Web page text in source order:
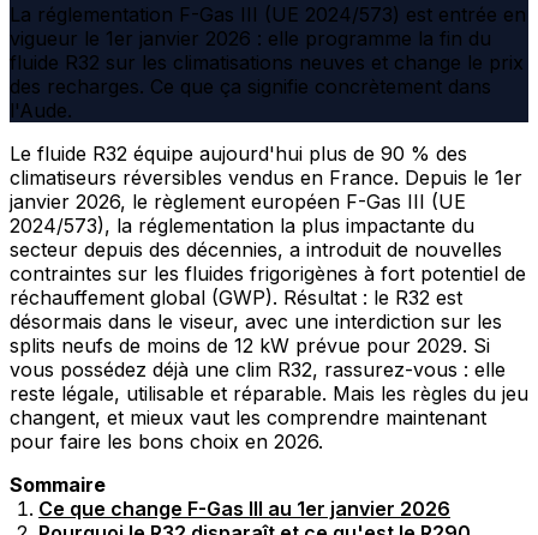
La réglementation F-Gas III (UE 2024/573) est entrée en
vigueur le 1er janvier 2026 : elle programme la fin du
fluide R32 sur les climatisations neuves et change le prix
des recharges. Ce que ça signifie concrètement dans
l'Aude.
Le fluide R32 équipe aujourd'hui plus de 90 % des
climatiseurs réversibles vendus en France. Depuis le 1er
janvier 2026, le règlement européen F-Gas III (UE
2024/573), la réglementation la plus impactante du
secteur depuis des décennies, a introduit de nouvelles
contraintes sur les fluides frigorigènes à fort potentiel de
réchauffement global (GWP). Résultat : le R32 est
désormais dans le viseur, avec une interdiction sur les
splits neufs de moins de 12 kW prévue pour 2029. Si
vous possédez déjà une clim R32, rassurez-vous : elle
reste légale, utilisable et réparable. Mais les règles du jeu
changent, et mieux vaut les comprendre maintenant
pour faire les bons choix en 2026.
Sommaire
Ce que change F-Gas III au 1er janvier 2026